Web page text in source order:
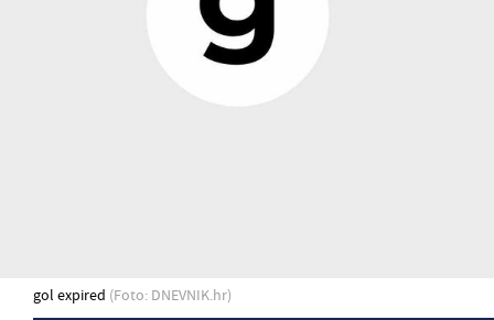
gol expired (Foto: DNEVNIK.hr)